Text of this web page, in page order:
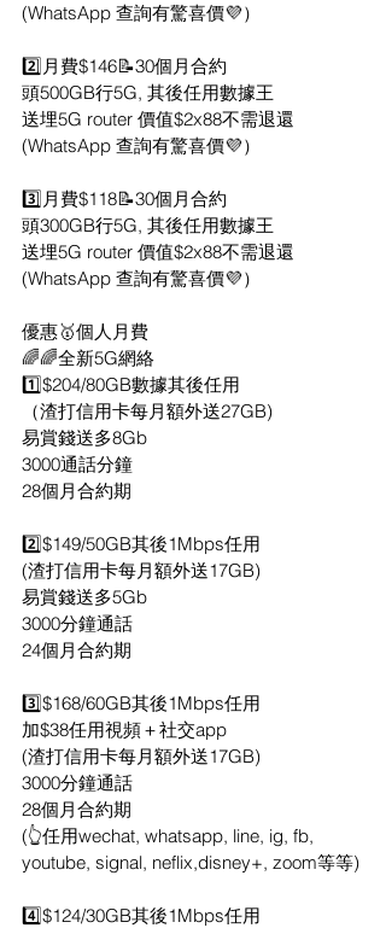
(WhatsApp 查詢有驚喜價💜）
2️⃣月費$146📝30個月合約
頭500GB行5G, 其後任用數據王
送埋5G router 價值$2x88不需退還
(WhatsApp 查詢有驚喜價💜）
3️⃣月費$118📝30個月合約
頭300GB行5G, 其後任用數據王
送埋5G router 價值$2x88不需退還
(WhatsApp 查詢有驚喜價💜）
優惠🥇個人月費
🌈🌈全新5G網絡
1️⃣$204/80GB數據其後任用
（渣打信用卡每月額外送27GB)
易賞錢送多8Gb
3000通話分鐘
28個月合約期
2️⃣$149/50GB其後1Mbps任用
(渣打信用卡每月額外送17GB)
易賞錢送多5Gb
3000分鐘通話
24個月合約期
3️⃣$168/60GB其後1Mbps任用
加$38任用視頻＋社交app
(渣打信用卡每月額外送17GB)
3000分鐘通話
28個月合約期
(👆任用wechat, whatsapp, line, ig, fb,
youtube, signal, neflix,disney+, zoom等等)
4️⃣$124/30GB其後1Mbps任用